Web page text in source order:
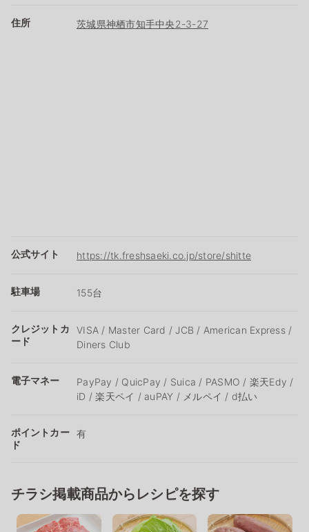
住所 茨城県神栖市知手中央2-3-27
公式サイト https://tk.freshsaeki.co.jp/store/shitte
駐車場 155台
クレジットカ
ード
VISA / Master Card / JCB / American Express /
Diners Club
電子マネー
PayPay / QuicPay / Suica / PASMO / 楽天Edy /
iD / 楽天ペイ / auPAY / メルペイ / d払い
ポイントカー
ド
有
チラシ掲載商品からレシピを探す